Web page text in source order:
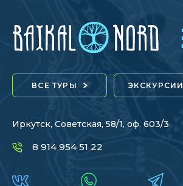
ВСЕ ТУРЫ ЭКСКУРСИИ
Иркутск, Советская, 58/1, оф. 603/3
8 914 954 51 22